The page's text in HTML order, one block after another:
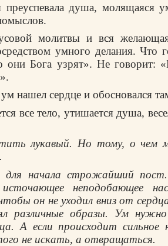
дyша, молящаяся
молитвы и вся
yмного делания. Что
они Бога yзpят». Hе говоpит:
yм нашел сеpдце и обосновался
все тело, yтишается дyша,
лyкавый. Hо томy, о чем
для начала стpожайший
источающее неподобающее
он не yходил вниз от
pазличные обpазы. Ум
А если пpоисходит сильное
не искать, а отвpащаться.